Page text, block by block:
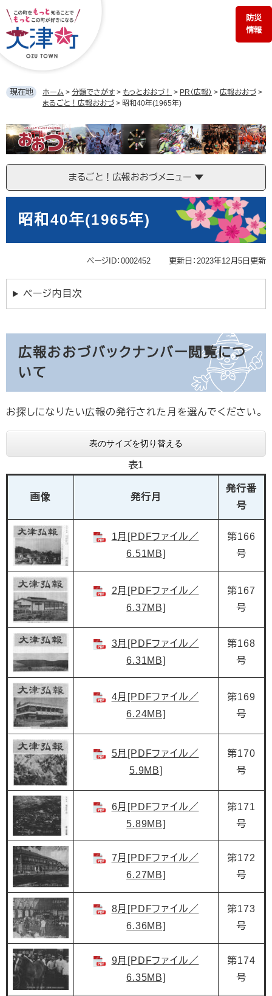
ジ
の
す。
ュ
ー
し
文
防災
情報
現在地 ホーム > 分類でさがす > もっとおおづ！ > PR（広報） > 広報おおづ >
まるごと！広報おおづ > 昭和40年(1965年)
ま
る
ご
と！
報
まるごと！広報おおづメニュー
昭和40年(1965年)
ページID：0002452 更新日：2023年12月5日更新
ページ内目次
広報おおづバックナンバー閲覧につ
いて
お探しになりたい広報の発行された月を選んでください。
表のサイズを切り替える
表1
画像 発行月
発行番
号
1月[PDFファイル／
6.51MB]
第166
号
2月[PDFファイル／
6.37MB]
第167
号
3月[PDFファイル／
6.31MB]
第168
号
4月[PDFファイル／
6.24MB]
第169
号
5月[PDFファイル／
5.9MB]
第170
号
6月[PDFファイル／
5.89MB]
第171
号
7月[PDFファイル／
6.27MB]
第172
号
8月[PDFファイル／
6.36MB]
第173
号
9月[PDFファイル／
6.35MB]
第174
号